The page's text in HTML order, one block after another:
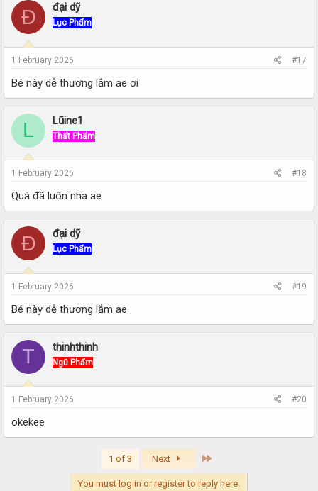
Đ đại dỹ
Lục Phẩm
1 February 2026 #17
Bé này dễ thương lắm ae ơi
L Lũine1
Thất Phẩm
1 February 2026 #18
Quá đã luôn nha ae
Đ đại dỹ
Lục Phẩm
1 February 2026 #19
Bé này dễ thương lắm ae
T thinhthinh
Ngũ Phẩm
1 February 2026 #20
okekee
1 of 3 Next
You must log in or register to reply here.